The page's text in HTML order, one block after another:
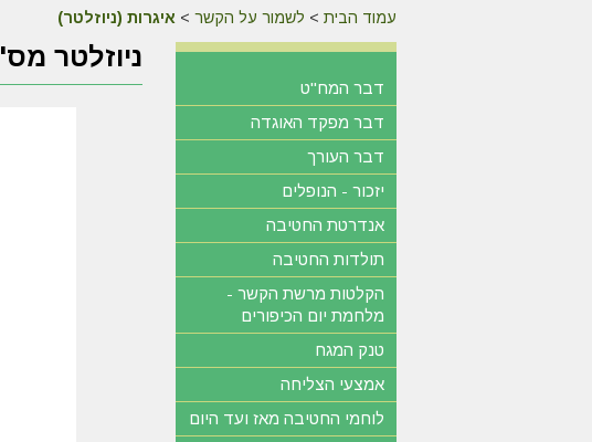
עמוד הבית > לשמור על הקשר > איגרות (ניוזלטר)
ניוזלטר מס' 5 - יולי 2011
דבר המח"ט
דבר מפקד האוגדה
דבר העורך
יזכור - הנופלים
אנדרטת החטיבה
תולדות החטיבה
הקלטות מרשת הקשר -
מלחמת יום הכיפורים
טנק המגח
אמצעי הצליחה
לוחמי החטיבה מאז ועד היום